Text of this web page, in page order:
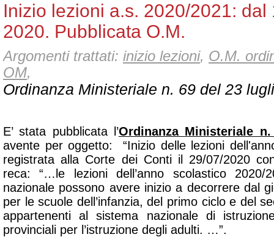
Inizio lezioni a.s. 2020/2021: dal
2020. Pubblicata O.M.
Argomenti trattati: inizio lezioni, O.M.
OM,
Ordinanza Ministeriale n. 69 del 23
E’ stata pubblicata l’Ordinanza Ministeriale
avente per oggetto: “Inizio delle lezioni
registrata alla Corte dei Conti il 29/07/2020
reca: “… le lezioni dell’anno scolastico 2020/
nazionale possono avere inizio a decorrere dal
per le scuole dell’infanzia, del primo ciclo e del
appartenenti al sistema nazionale di
provinciali per l’istruzione degli adulti. …”.